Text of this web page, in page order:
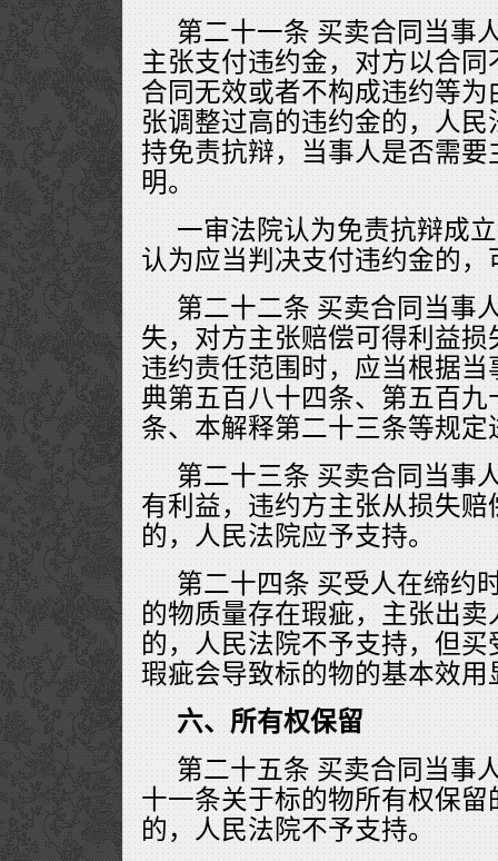
第二十一条 买卖合同当事
主张支付违约金，对方以合
合同无效或者不构成违约等
张调整过高的违约金的，人
持免责抗辩，当事人是否需
明。
一审法院认为免责抗辩成
认为应当判决支付违约金的
第二十二条 买卖合同当事
失，对方主张赔偿可得利益
违约责任范围时，应当根据
典第五百八十四条、第五百
条、本解释第二十三条等规定
第二十三条 买卖合同当事
有利益，违约方主张从损失
的，人民法院应予支持。
第二十四条 买受人在缔约
的物质量存在瑕疵，主张出
的，人民法院不予支持，但
瑕疵会导致标的物的基本效用
六、所有权保留
第二十五条 买卖合同当事
十一条关于标的物所有权保
的，人民法院不予支持。